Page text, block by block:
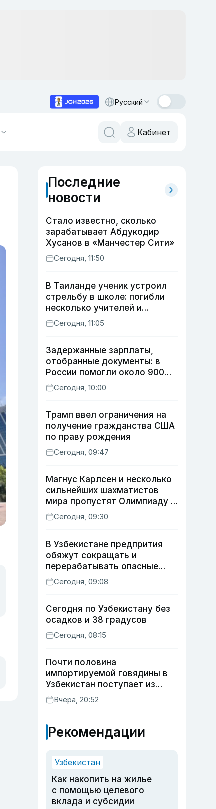
Русский
Кабинет
Последние
новости
Стало известно, сколько
зарабатывает Абдукодир
Хусанов в «Манчестер Сити»
Сегодня, 11:50
В Таиланде ученик устроил
стрельбу в школе: погибли
несколько учителей и
учащихся
Сегодня, 11:05
Задержанные зарплаты,
отобранные документы: в
России помогли около 900
мигрантам из Узбекистана
Сегодня, 10:00
Трамп ввел ограничения на
получение гражданства США
по праву рождения
Сегодня, 09:47
Магнус Карлсен и несколько
сильнейших шахматистов
мира пропустят Олимпиаду в
Самарканде
Сегодня, 09:30
В Узбекистане предпрития
обяжут сокращать и
перерабатывать опасные
отходы
Сегодня, 09:08
Сегодня по Узбекистану без
осадков и 38 градусов
Сегодня, 08:15
Почти половина
импортируемой говядины в
Узбекистан поступает из
Индии
Вчера, 20:52
Рекомендации
Узбекистан
Как накопить на жилье
с помощью целевого
вклада и субсидии